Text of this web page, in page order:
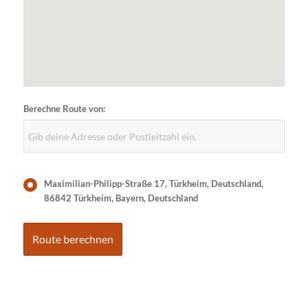
Berechne Route von:
Maximilian-Philipp-Straße 17, Türkheim, Deutschland,
86842 Türkheim, Bayern, Deutschland